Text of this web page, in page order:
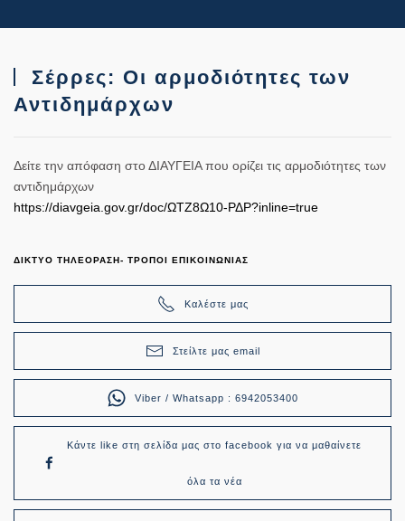
Σέρρες: Οι αρμοδιότητες των
Αντιδημάρχων
Δείτε την απόφαση στο ΔΙΑΥΓΕΙΑ που ορίζει τις αρμοδιότητες των
αντιδημάρχων
https://diavgeia.gov.gr/doc/ΩΤΖ8Ω10-ΡΔΡ?inline=true
ΔΙΚΤΥΟ ΤΗΛΕΟΡΑΣΗ- ΤΡΟΠΟΙ ΕΠΙΚΟΙΝΩΝΙΑΣ
Καλέστε μας
Στείλτε μας email
Viber / Whatsapp : 6942053400
Κάντε like στη σελίδα μας στο facebook για να μαθαίνετε
όλα τα νέα